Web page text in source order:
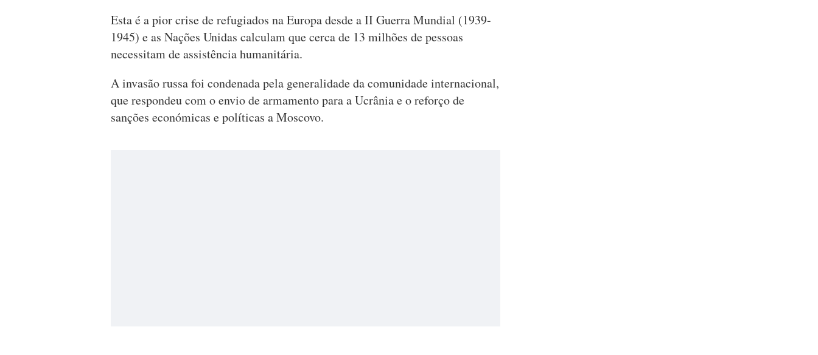
Esta é a pior crise de refugiados na Europa desde a II Guerra Mundial (1939-
1945) e as Nações Unidas calculam que cerca de 13 milhões de pessoas
necessitam de assistência humanitária.
A invasão russa foi condenada pela generalidade da comunidade internacional,
que respondeu com o envio de armamento para a Ucrânia e o reforço de
sanções económicas e políticas a Moscovo.